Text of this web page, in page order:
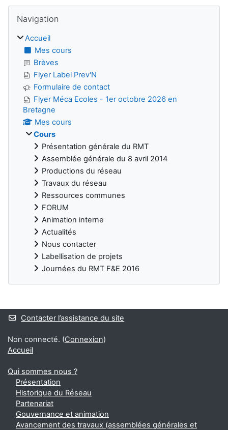
Blocs
Navigation
Accueil
Mes cours
Brèves
Flyer Label Prev'N
Formulaire de contact
Flyer Méca Ecoles - 1er octobre 2026 en
Bretagne
Mes cours
Cours
Présentation générale du RMT
Assemblée générale du 8 avril 2014
Productions du réseau
Travaux du réseau
Ressources communes
FORUM
Animation interne
Actualités
Nous contacter
Labellisation de projets
Journées du RMT F&E 2016
Blocs
Contacter l’assistance du site
Non connecté. (Connexion)
Accueil
Qui sommes nous ?
Présentation
Historique du Réseau
Partenariat
Gouvernance et animation
Avancement des travaux (assemblées générales et